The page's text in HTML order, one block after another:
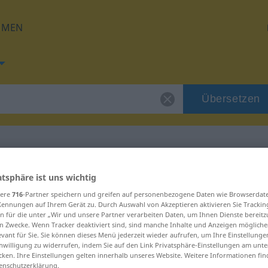
Übersetzen
für "dirimir"
ist uns wichtig
716-Partner speichern und greifen auf personenbezogene Daten wie
auf Ihrem Gerät zu. Durch Auswahl von Akzeptieren aktivieren Sie
für die unter „Wir und unsere Partner verarbeiten Daten, um Ihnen Dienste
Zwecke. Wenn Tracker deaktiviert sind, sind manche Inhalte und Anzeigen
für Sie. Sie können dieses Menü jederzeit wieder aufrufen, um Ihre
zu widerrufen, indem Sie auf den Link Privatsphäre-Einstellungen am
Ihre Einstellungen gelten innerhalb unseres Website. Weitere Informationen